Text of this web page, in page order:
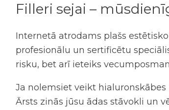
Filleri sejai –
Internetā atrodams plašs
profesionālu un sertificētu
risku, bet arī ieteiks
Ja nolemsiet veikt
Ārsts zinās jūsu ādas stāvokli un